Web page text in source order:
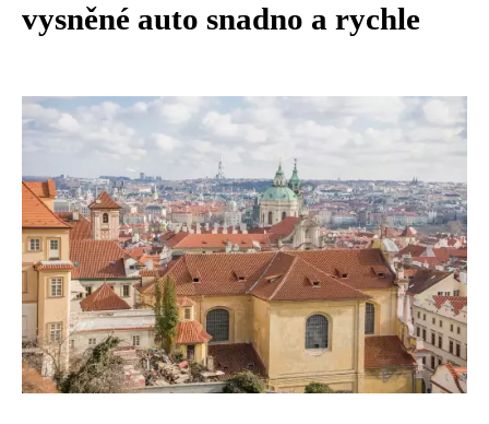
vysněné auto snadno a rychle